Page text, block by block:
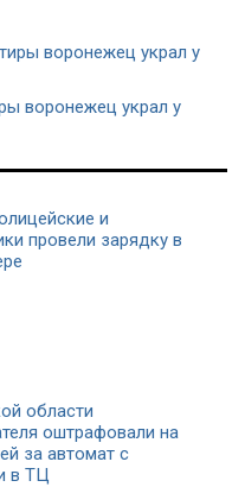
воронежец украл у
и
провели зарядку в
области
оштрафовали на
за автомат с
в ТЦ